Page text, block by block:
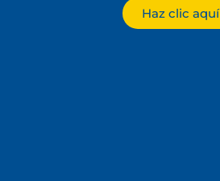
Haz clic aquí